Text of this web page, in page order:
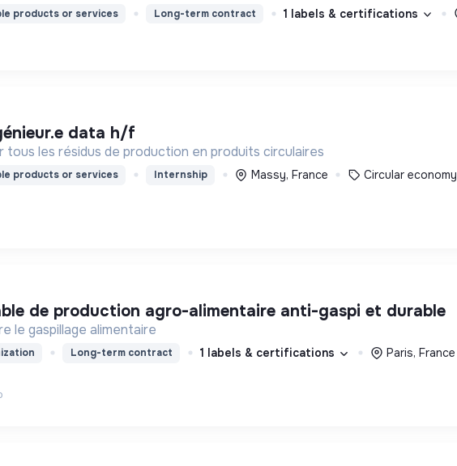
products or services Long-term contract 1 labels & certifications
data h/f
tous les résidus de production en produits circulaires
products or services Internship Massy, France Circular economy
de production agro-alimentaire anti-gaspi et durable
le gaspillage alimentaire
Long-term contract 1 labels & certifications Paris, France